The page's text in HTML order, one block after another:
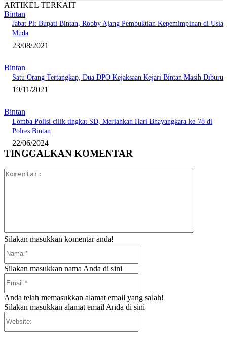
ARTIKEL TERKAIT
Bintan
Jabat Plt Bupati Bintan, Robby Ajang Pembuktian Kepemimpinan di Usia
Muda
23/08/2021
Bintan
Satu Orang Tertangkap, Dua DPO Kejaksaan Kejari Bintan Masih Diburu
19/11/2021
Bintan
Lomba Polisi cilik tingkat SD, Meriahkan Hari Bhayangkara ke-78 di
Polres Bintan
22/06/2024
TINGGALKAN KOMENTAR
Silakan masukkan komentar anda!
Silakan masukkan nama Anda di sini
Anda telah memasukkan alamat email yang salah!
Silakan masukkan alamat email Anda di sini